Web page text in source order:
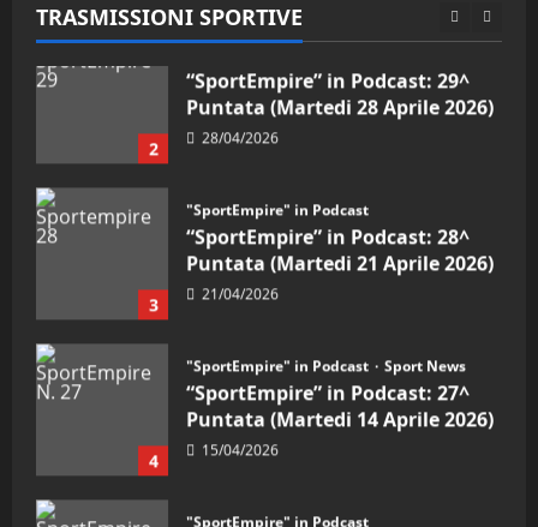
TRASMISSIONI SPORTIVE
2 28/04/2026
3
"SportEmpire" in Podcast
“SportEmpire” in Podcast: 28^
Puntata (Martedi 21 Aprile 2026)
4
"SportEmpire" in Podcast Sport News
“SportEmpire” in Podcast: 27^
Puntata (Martedi 14 Aprile 2026)
5
"SportEmpire" in Podcast
“SportEmpire” in Podcast: 26^
Puntata (Martedi 07 Aprile 2026)